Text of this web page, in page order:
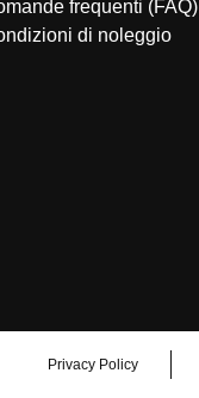
frequenti (FAQ)
di noleggio
Privacy Policy